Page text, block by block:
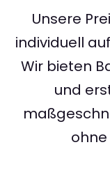
Unsere
individuell
Wir bieten
und